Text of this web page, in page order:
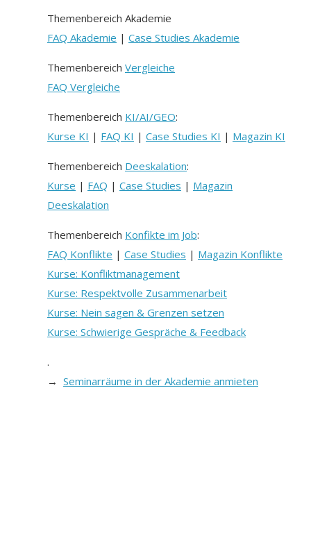
Themenbereich Akademie
FAQ Akademie | Case Studies Akademie
Themenbereich Vergleiche
FAQ Vergleiche
Themenbereich KI/AI/GEO:
Kurse KI | FAQ KI | Case Studies KI | Magazin KI
Themenbereich Deeskalation:
Kurse | FAQ | Case Studies | Magazin
Deeskalation
Themenbereich Konfikte im Job:
FAQ Konflikte | Case Studies | Magazin Konflikte
Kurse: Konfliktmanagement
Kurse: Respektvolle Zusammenarbeit
Kurse: Nein sagen & Grenzen setzen
Kurse: Schwierige Gespräche & Feedback
.
→ Seminarräume in der Akademie anmieten